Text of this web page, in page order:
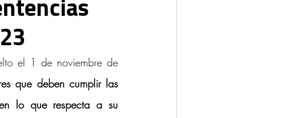
el 1 de noviembre de
que deben cumplir las
lo que respecta a su